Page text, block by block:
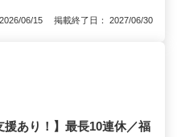
06/15 掲載終了日： 2027/06/30
援あり！】最長10連休／福